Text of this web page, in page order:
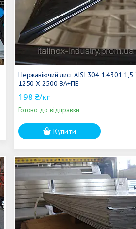
Нержавіючий лист AISI 304 1.4301 1,5
1250 Х 2500 ВА+ПЕ
198 ₴/кг
Готово до відправки
Купити